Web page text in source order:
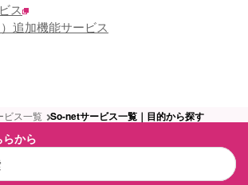
ス
追加機能サービス
ビス一覧 So-netサービス一覧｜目的から探す
から